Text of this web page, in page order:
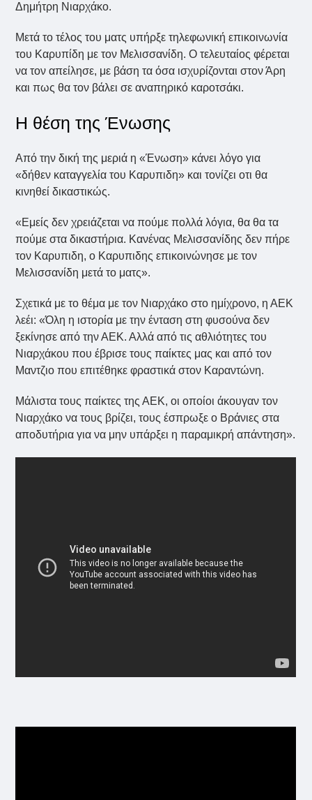
Δημήτρη Νιαρχάκο.
Μετά το τέλος του ματς υπήρξε τηλεφωνική επικοινωνία
του Καρυπίδη με τον Μελισσανίδη. Ο τελευταίος φέρεται
να τον απείλησε, με βάση τα όσα ισχυρίζονται στον Άρη
και πως θα τον βάλει σε αναπηρικό καροτσάκι.
Η θέση της Ένωσης
Από την δική της μεριά η «Ένωση» κάνει λόγο για
«δήθεν καταγγελία του Καρυπιδη» και τονίζει οτι θα
κινηθεί δικαστικώς.
«Εμείς δεν χρειάζεται να πούμε πολλά λόγια, θα θα τα
πούμε στα δικαστήρια. Κανένας Μελισσανίδης δεν πήρε
τον Καρυπιδη, ο Καρυπιδης επικοινώνησε με τον
Μελισσανίδη μετά το ματς».
Σχετικά με το θέμα με τον Νιαρχάκο στο ημίχρονο, η ΑΕΚ
λεέι: «Όλη η ιστορία με την ένταση στη φυσούνα δεν
ξεκίνησε από την ΑΕΚ. Αλλά από τις αθλιότητες του
Νιαρχάκου που έβρισε τους παίκτες μας και από τον
Μαντζιο που επιτέθηκε φραστικά στον Καραντώνη.
Μάλιστα τους παίκτες της ΑΕΚ, οι οποίοι άκουγαν τον
Νιαρχάκο να τους βρίζει, τους έσπρωξε ο Βράνιες στα
αποδυτήρια για να μην υπάρξει η παραμικρή απάντηση».